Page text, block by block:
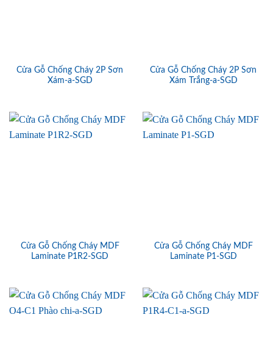
Cửa Gỗ Chống Cháy 2P Sơn
Xám-a-SGD
Cửa Gỗ Chống Cháy 2P Sơn
Xám Trắng-a-SGD
Cửa Gỗ Chống Cháy MDF
Laminate P1R2-SGD
Cửa Gỗ Chống Cháy MDF
Laminate P1-SGD